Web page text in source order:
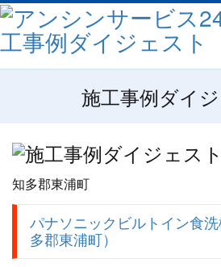
施工事例ダイ
知多郡東浦町
パナソニックビルトイン食
多郡東浦町）